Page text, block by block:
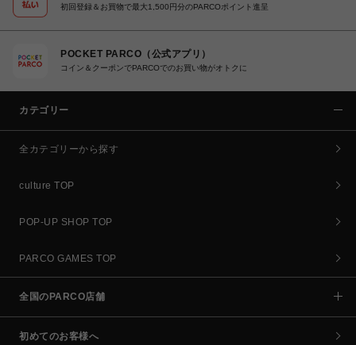
初回登録＆お買物で最大1,500円分のPARCOポイント進呈
POCKET PARCO（公式アプリ）
コイン＆クーポンでPARCOでのお買い物がオトクに
カテゴリー
全カテゴリーから探す
culture TOP
POP-UP SHOP TOP
PARCO GAMES TOP
全国のPARCO店舗
初めてのお客様へ